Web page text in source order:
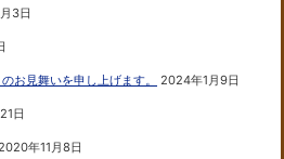
3日
お見舞いを申し上げます。 2024年1月9日
日
2020年11月8日